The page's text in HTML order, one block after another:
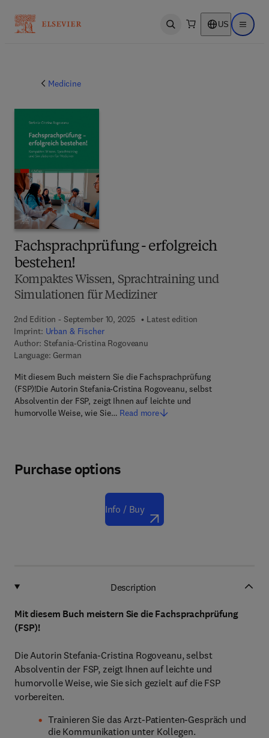
Open search US Open
Medicine
Fachsprachprüfung - erfolgreich
bestehen!
Kompaktes Wissen, Sprachtraining und
Simulationen für Mediziner
2nd Edition - September 10, 2025
Latest edition
Imprint: Urban & Fischer
Author: Stefania-Cristina Rogoveanu
Language: German
Mit diesem Buch meistern Sie die Fachsprachprüfung
(FSP)!Die Autorin Stefania-Cristina Rogoveanu, selbst
Absolventin der FSP, zeigt Ihnen auf leichte und
humorvolle Weise, wie Sie… Read more
Purchase options
Info / Buy
Description
Mit diesem Buch meistern Sie die Fachsprachprüfung
(FSP)!
Die Autorin Stefania-Cristina Rogoveanu, selbst
Absolventin der FSP, zeigt Ihnen auf leichte und
humorvolle Weise, wie Sie sich gezielt auf die FSP
vorbereiten.
Trainieren Sie das Arzt-Patienten-Gespräch und
die Kommunikation unter Kollegen.